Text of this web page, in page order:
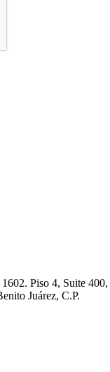
Piso 4, Suite 400,
Juárez, C.P.